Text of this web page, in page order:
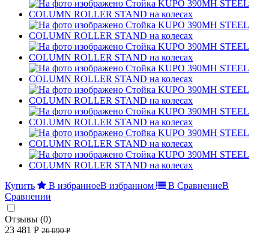
Купить В избранноеВ избранном В СравнениеВ
Сравнении
Отзывы (0)
23 481 Р 26 090 Р